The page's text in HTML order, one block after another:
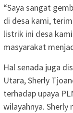
“Saya sangat
di desa kami,
listrik ini desa
masyarakat
Hal senada juga
Utara, Sherly
terhadap upaya
wilayahnya. Sherly